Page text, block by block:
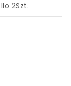
2Szt.